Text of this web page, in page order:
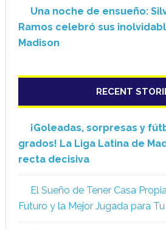
Una noche de ensueño:
Ramos celebró sus
Madison
RECENT
¡Goleadas, sorpresas y
grados! La Liga Latina de
recta decisiva
El Sueño de Tener Casa
Futuro y la Mejor Jugada para